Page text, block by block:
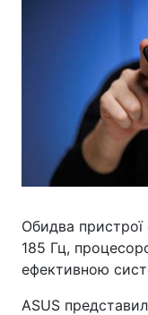
Обидва
185 Гц,
ефективною
ASUS